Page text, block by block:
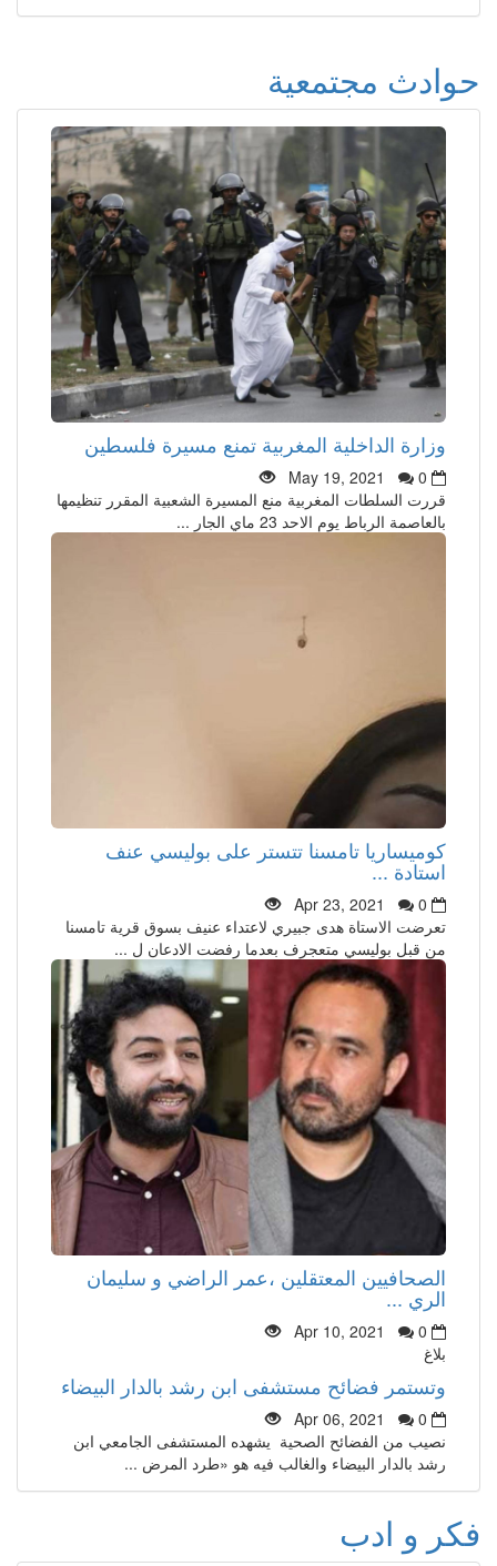
حوادث مجتمعية
وزارة الداخلية المغربية تمنع مسيرة فلسطين
May 19, 2021
0
قررت السلطات المغربية منع المسيرة الشعبية المقرر تنظيمها
بالعاصمة الرباط يوم الاحد 23 ماي الجار ...
كوميساريا تامسنا تتستر على بوليسي عنف
استادة ...
Apr 23, 2021
0
تعرضت الاستاة هدى جبيري لاعتداء عنيف بسوق قرية تامسنا
من قبل بوليسي متعجرف بعدما رفضت الادعان ل ...
الصحافيين المعتقلين ،عمر الراضي و سليمان
الري ...
Apr 10, 2021
0
بلاغ
وتستمر فضائح مستشفى ابن رشد بالدار البيضاء
Apr 06, 2021
0
نصيب من الفضائح الصحية يشهده المستشفى الجامعي ابن
رشد بالدار البيضاء والغالب فيه هو «طرد المرض ...
فكر و ادب